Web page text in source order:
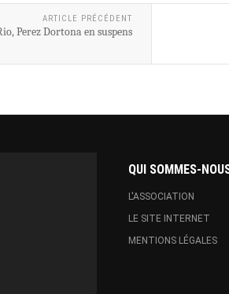
ARTICLE PRÉCÉDENT
Perez Dortona en suspens
QUI SOMMES-
L'ASSOCIATION
LE SITE INTERNET
MENTIONS LÉGALES